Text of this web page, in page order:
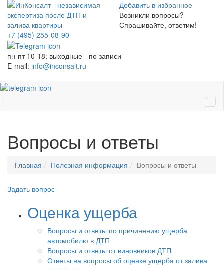
Добавить в избранное
Возникли вопросы?
Спрашивайте, ответим!
+7 (495) 255-08-90
пн-пт 10-18; выходные - по записи
E-mail: info@inconsalt.ru
Вопросы и ответы
Главная Полезная информация Вопросы и ответы
Задать вопрос
Оценка ущерба
Вопросы и ответы по причинению ущерба
автомобилю в ДТП
Вопросы и ответы от виновников ДТП
Ответы на вопросы об оценке ущерба от залива